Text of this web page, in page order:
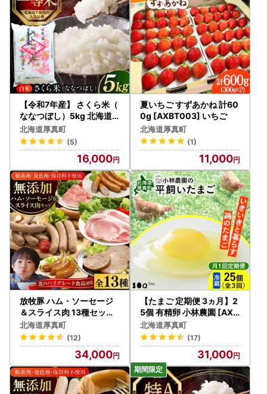
【令和7年産】 さくら米（
ななつぼし）5kg 北海道
コメ こめ ブランド 銘柄 [A
XAB061]
北海道厚真町
(5)
16,000
夏いちご すずあかね 計60
0g [AXBT003] いちご
北海道厚真町
(1)
11,000
放牧豚 ハム・ソーセージ
＆スライス肉 13種セット
無添加 無塩せき [AXBA0
01]
北海道厚真町
(12)
34,000
【たまご 定期便 3ヵ月】2
5個 有精卵 小林農園 [AXA
N004] たまご
北海道厚真町
(17)
31,000